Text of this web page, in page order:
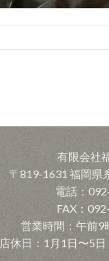
有限会社
〒819-1631 福岡県
電話：
FAX：
営業時間：午前9
店休日：1月1日〜5